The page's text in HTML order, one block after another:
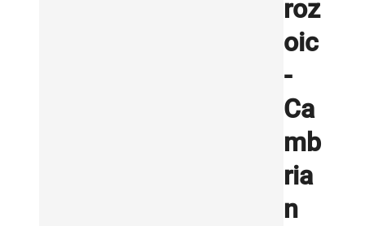
roz
oic
-
Ca
mb
ria
n